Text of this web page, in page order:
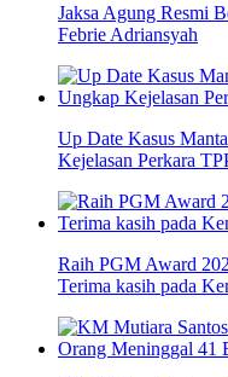
Jaksa Agung Resmi
Febrie Adriansyah
Up Date Kasus
Kejelasan Perkara
Raih PGM Award
Terima kasih pada